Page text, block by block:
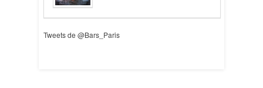
Tweets de @Bars_Paris